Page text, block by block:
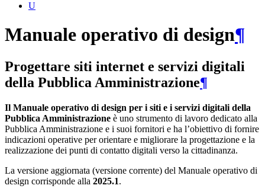
U
Manuale operativo di design¶
Progettare siti internet e servizi digitali
della Pubblica Amministrazione¶
Il Manuale operativo di design per i siti e i servizi digitali della
Pubblica Amministrazione è uno strumento di lavoro dedicato alla
Pubblica Amministrazione e i suoi fornitori e ha l’obiettivo di fornire
indicazioni operative per orientare e migliorare la progettazione e la
realizzazione dei punti di contatto digitali verso la cittadinanza.
La versione aggiornata (versione corrente) del Manuale operativo di
design corrisponde alla 2025.1.